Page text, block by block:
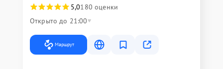
5,0180 оценки
Открыто до 21:00
Маршрут